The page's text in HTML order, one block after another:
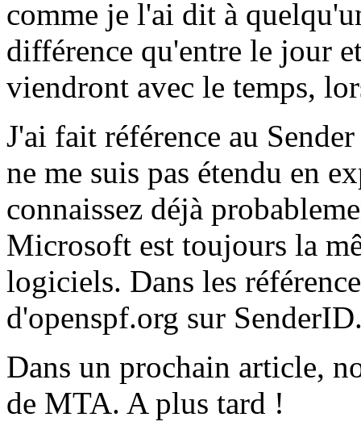
comme je l'ai dit à
différence qu'entre le jour
viendront avec le temps,
J'ai fait référence au
ne me suis pas étendu en
connaissez déjà
Microsoft est toujours la
logiciels. Dans les
d'openspf.org sur
Dans un prochain article,
de MTA. A plus tard !